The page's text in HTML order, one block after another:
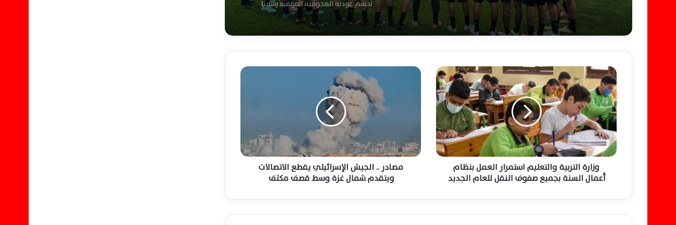
التتويج التاريخي بالدوري المصري
الممتاز
احد لاعبي الزمالك للجماهير : اللقب هديتكم..
الزمالك بطلاً للدوري المصري بعد فوز قاتل
على سيراميكا كليوباترا بهدف نظيف
قفزة تاريخية في أسعار نجوم الزمالك بعد
حصد لقب الدوري المصري
البث المباشر ومشاهدة لقاء الزمالك
وسيراميكا كليوباترا اليوم لحسم لقب الدوري
المصري الممتاز
عاجل – معتمد جمال يعلن تشكيل الزمالك ضد
و
ز
ا
ر
ة
ا
ل
ت
ر
و
وزارة التربية والتعليم استمرار العمل بنظام
أعمال السنة بجميع صفوف النقل للعام الجديد
م
ا
ل
ا
مصادر .. الجيش الإسرائيلي يقطع الاتصالات
ويتقدم شمال غزة وسط قصف مكثف